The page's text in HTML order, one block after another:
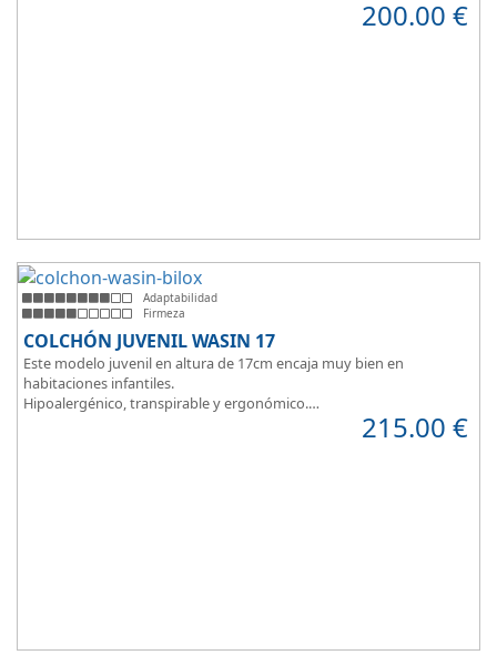
100% que brinda una sensación de confort inmediata.200.00 €
Adaptabilidad
Firmeza
COLCHÓN JUVENIL WASIN 17
Este modelo juvenil en altura de 17cm encaja muy bien en
habitaciones infantiles.
Hipoalergénico, transpirable y ergonómico.
215.00 €